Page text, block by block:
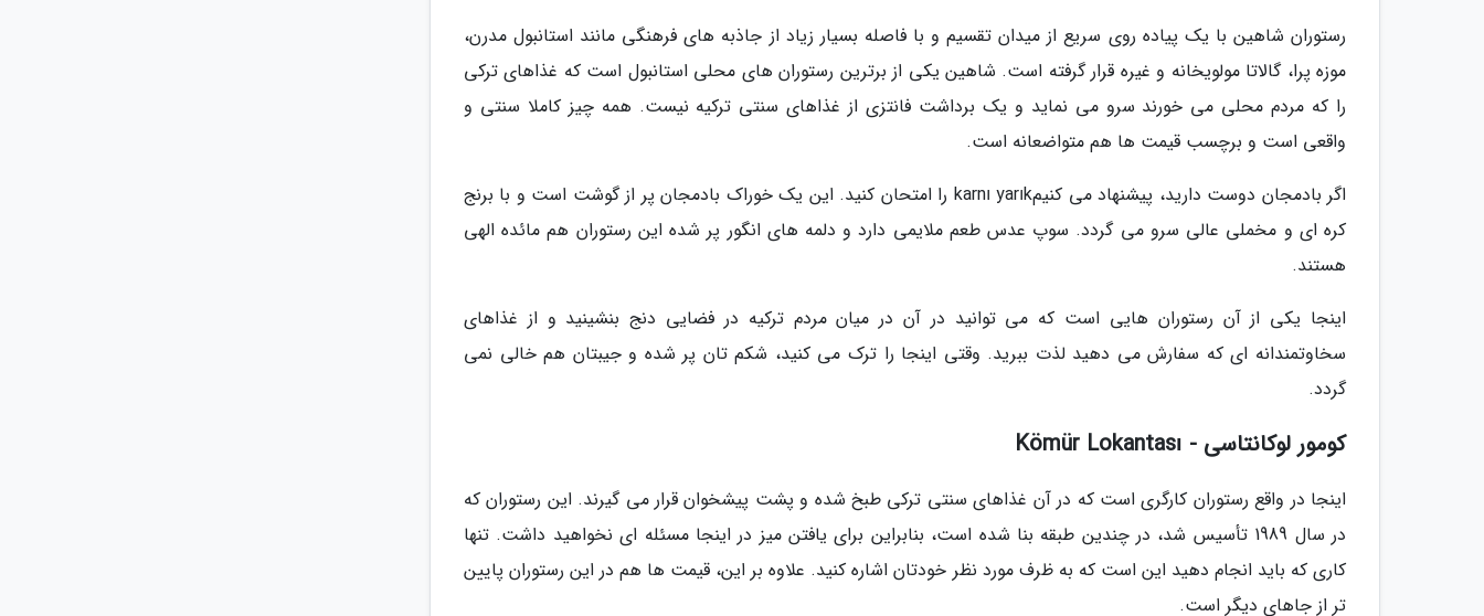
رستوران شاهین با یک پیاده روی سریع از میدان تقسیم و با فاصله بسیار زیاد از جاذبه های فرهنگی مانند استانبول مدرن،
موزه پرا، گالاتا مولویخانه و غیره قرار گرفته است. شاهین یکی از برترین رستوران های محلی استانبول است که غذاهای ترکی
را که مردم محلی می خورند سرو می نماید و یک برداشت فانتزی از غذاهای سنتی ترکیه نیست. همه چیز کاملا سنتی و
واقعی است و برچسب قیمت ها هم متواضعانه است.
اگر بادمجان دوست دارید، پیشنهاد می کنیمkarnı yarık را امتحان کنید. این یک خوراک بادمجان پر از گوشت است و با برنج
کره ای و مخملی عالی سرو می گردد. سوپ عدس طعم ملایمی دارد و دلمه های انگور پر شده این رستوران هم مائده الهی
هستند.
اینجا یکی از آن رستوران هایی است که می توانید در آن در میان مردم ترکیه در فضایی دنج بنشینید و از غذاهای
سخاوتمندانه ای که سفارش می دهید لذت ببرید. وقتی اینجا را ترک می کنید، شکم تان پر شده و جیبتان هم خالی نمی
گردد.
کومور لوکانتاسی - Kömür Lokantası
اینجا در واقع رستوران کارگری است که در آن غذاهای سنتی ترکی طبخ شده و پشت پیشخوان قرار می گیرند. این رستوران که
در سال 1989 تأسیس شد، در چندین طبقه بنا شده است، بنابراین برای یافتن میز در اینجا مسئله ای نخواهید داشت. تنها
کاری که باید انجام دهید این است که به ظرف مورد نظر خودتان اشاره کنید. علاوه بر این، قیمت ها هم در این رستوران پایین
تر از جاهای دیگر است.